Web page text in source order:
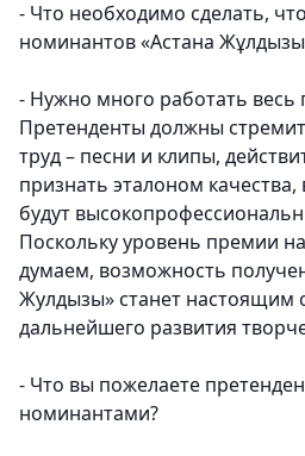
- Что необходимо сделать,
номинантов «Астана
- Нужно много работать весь
Претенденты должны
труд – песни и клипы,
признать эталоном
будут
Поскольку уровень премии
думаем, возможность
Жулдызы» станет настоящим
дальнейшего развития
- Что вы пожелаете
номинантами?